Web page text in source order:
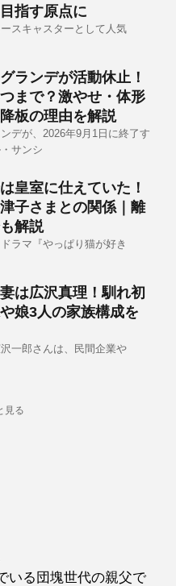
指す原点に
スキャスターとして人気
ランデが活動休止！
まで？激やせ・体形
板の理由を解説
デが、2026年9月1日に終了す
サンシ
皇室に仕えていた！
子さまとの関係｜離
解説
ラマ『やっぱり猫が好き
は広沢真理！馴れ初
娘3人の家族構成を
一郎さんは、民間企業や
見る
いる団塊世代の親父で